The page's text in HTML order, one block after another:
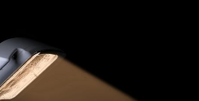
35,10
ZOBRAZIŤ PRODUKT